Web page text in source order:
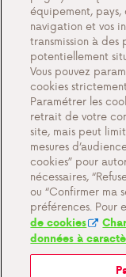
Travailler
Contact
Paramètres
Documents
Politique de
équipement, pays,
navigation et vos
transmission à
potentiellement
Vous pouvez
cookies
Paramétrer les
retrait de votre
site, mais peut
mesures
cookies” pour
nécessaires,
ou “Confirmer ma
préférences. Pour
de cookies
données à